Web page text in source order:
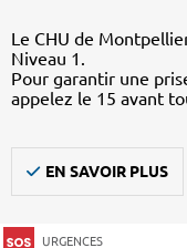
Le CHU de
Niveau 1.
Pour garantir une
appelez le 15 avant
EN SAVOIR PLUS
URGENCES